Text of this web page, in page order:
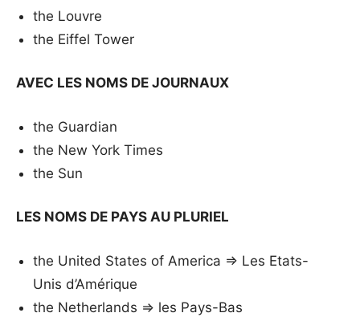
the Louvre
the Eiffel Tower
AVEC LES NOMS DE JOURNAUX
the Guardian
the New York Times
the Sun
LES NOMS DE PAYS AU PLURIEL
the United States of America => Les Etats-
Unis d’Amérique
the Netherlands => les Pays-Bas